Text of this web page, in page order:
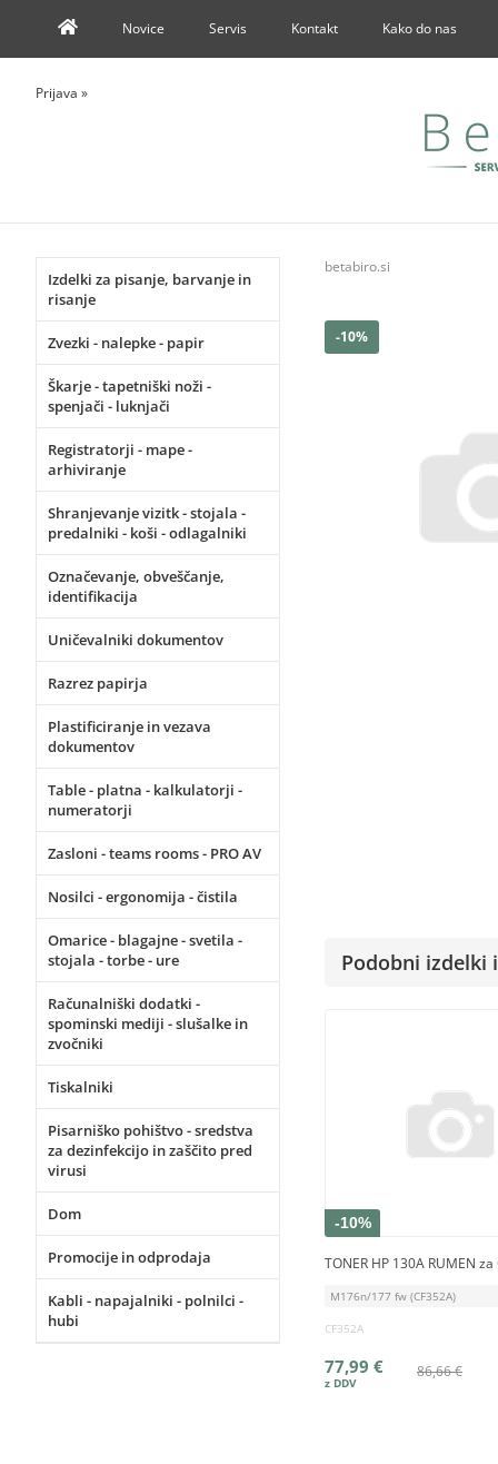
Novice Servis Kontakt Kako do nas
Prijava »
Izdelki za pisanje, barvanje in
risanje
Zvezki - nalepke - papir
Škarje - tapetniški noži -
spenjači - luknjači
Registratorji - mape -
arhiviranje
Shranjevanje vizitk - stojala -
predalniki - koši - odlagalniki
Označevanje, obveščanje,
identifikacija
Uničevalniki dokumentov
Razrez papirja
Plastificiranje in vezava
dokumentov
Table - platna - kalkulatorji -
numeratorji
Zasloni - teams rooms - PRO AV
Nosilci - ergonomija - čistila
Omarice - blagajne - svetila -
stojala - torbe - ure
Računalniški dodatki -
spominski mediji - slušalke in
zvočniki
Tiskalniki
Pisarniško pohištvo - sredstva
za dezinfekcijo in zaščito pred
virusi
Dom
Promocije in odprodaja
Kabli - napajalniki - polnilci -
hubi
betabiro.si
-10%
Podobni izdelki
-10%
TONER HP 130A RUMEN za
M176n/177 fw (CF352A)
CF352A
86,66 €
77,99 €